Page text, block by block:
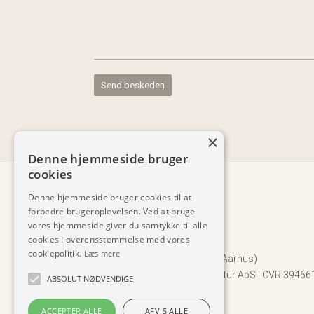
v +45 2044 9918
 ks@soelvsten-arkitektur.dk
Porsvej 6, 8220 Brabrand (Aarhus)
©2017-2025 Sølvsten Arkitektur ApS | CVR
Arkitekt
×
Denne hjemmeside bruger
cookies
Denne hjemmeside bruger cookies til at
forbedre brugeroplevelsen. Ved at bruge
vores hjemmeside giver du samtykke til alle
cookies i overensstemmelse med vores
cookiepolitik. Læs mere
ABSOLUT NØDVENDIGE
ACCEPTER ALLE AFVIS ALLE